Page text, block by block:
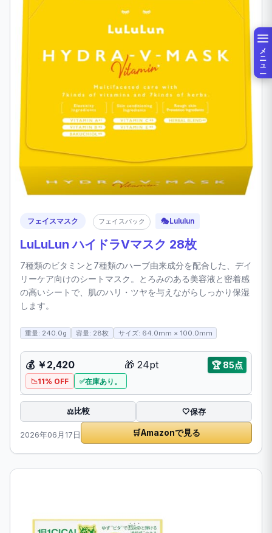
メニュー
フェイスマスク フェイスパック 🎭Lululun
LuLuLun ハイドラVマスク 28枚
7種類のビタミンと7種類のハーブ由来成分を配合した、デイ
リーケア向けのシートマスク。とろみのある美容液と密着感
の高いシートで、肌のハリ・ツヤを与えながらしっかり保湿
します。
重量: 240.0g 容量: 28枚 サイズ: 64.0mm × 100.0mm
💰 ￥2,420 🎁 24pt 🏆85点
11% OFF 在庫あり。
⚖️比較 🤍保存
2026年06月17日 🛒Amazonで見る